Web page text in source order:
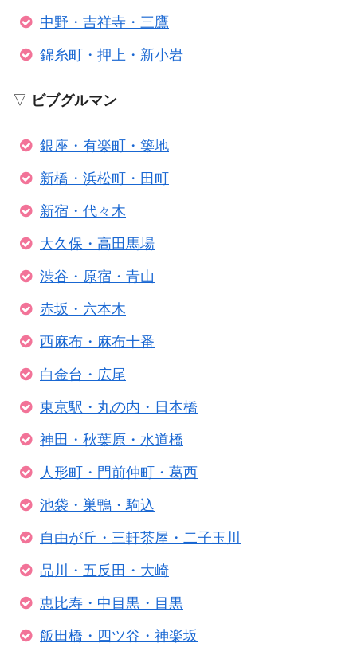
中野・吉祥寺・三鷹
錦糸町・押上・新小岩
▽ ビブグルマン
銀座・有楽町・築地
新橋・浜松町・田町
新宿・代々木
大久保・高田馬場
渋谷・原宿・青山
赤坂・六本木
西麻布・麻布十番
白金台・広尾
東京駅・丸の内・日本橋
神田・秋葉原・水道橋
人形町・門前仲町・葛西
池袋・巣鴨・駒込
自由が丘・三軒茶屋・二子玉川
品川・五反田・大崎
恵比寿・中目黒・目黒
飯田橋・四ツ谷・神楽坂